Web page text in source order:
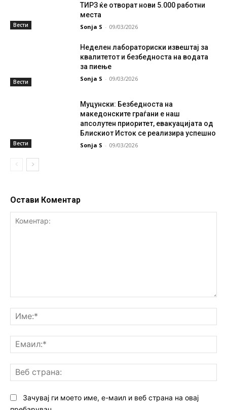
Вести
ТИРЗ ќе отворат нови 5.000 работни
места
Sonja S - 09/03/2026
Вести
Неделен лабораториски извештај за
квалитетот и безбедноста на водата
за пиење
Sonja S - 09/03/2026
Вести
Муцунски: Безбедноста на
македонските граѓани е наш
апсолутен приоритет, евакуацијата од
Блискиот Исток се реализира успешно
Sonja S - 09/03/2026
Остави Коментар
Зачувај ги моето име, е-маил и веб страна на овај